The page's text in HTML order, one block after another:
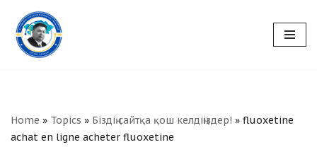
Skip
to
Home » Topics » Біздің сайтқа қош келдіңіздер! » fluoxetine
achat en ligne acheter fluoxetine